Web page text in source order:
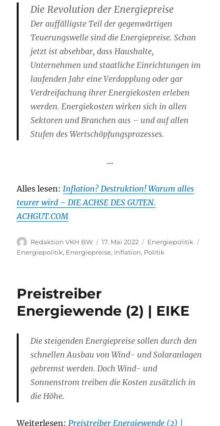
Die Revolution der Energiepreise
Der auffälligste Teil der gegenwärtigen
Teuerungswelle sind die Energiepreise. Schon
jetzt ist absehbar, dass Haushalte,
Unternehmen und staatliche Einrichtungen im
laufenden Jahr eine Verdopplung oder gar
Verdreifachung ihrer Energiekosten erleben
werden. Energiekosten wirken sich in allen
Sektoren und Branchen aus – und auf allen
Stufen des Wertschöpfungsprozesses.
…
Alles lesen: Inflation? Destruktion! Warum alles
teurer wird – DIE ACHSE DES GUTEN.
ACHGUT.COM
Autor
Redaktion VKH BW
Veröffentlicht
am
17. Mai 2022 Kategorien
Energiepolitik
Energiepolitik, Energiepreise, Inflation, Politik
Preistreiber
Energiewende (2) | EIKE
Die steigenden Energiepreise sollen durch den
schnellen Ausbau von Wind- und Solaranlagen
gebremst werden. Doch Wind- und
Sonnenstrom treiben die Kosten zusätzlich in
die Höhe.
Weiterlesen: Preistreiber Energiewende (2) |